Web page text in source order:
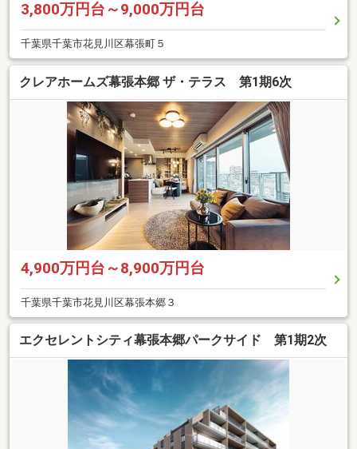
3,800万円台～9,000万円台
千葉県千葉市花見川区幕張町５
クレアホームズ幕張本郷 ザ・テラス 第1期6次
4,900万円台～8,900万円台
千葉県千葉市花見川区幕張本郷３
エクセレントシティ幕張本郷パークサイド 第1期2次